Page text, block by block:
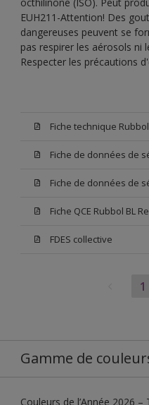
EUH211-Attention! Des
dangereuses peuvent se
pas respirer les aérosols ni
Respecter les précautions
Fiche technique
Fiche QCE Rubbol BL
FDES collective
1
Gamme de
Couleurs de l’Année 2026